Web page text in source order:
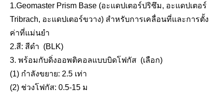
เสา RTK (2.0ม.,10มม.)
1.Geomaster Prism Base (อะแดปเตอร์ปริซึม, อะแดปเตอร์
Tribrach, อะแดปเตอร์ขวาง) สำหรับการเคลื่อนที่และการตั้ง
ค่าที่แม่นยำ
2.สี: สีดำ (BLK)
3. พร้อมกับดิ่งออพติคอลแบบบิดโฟกัส (เลือก)
(1) กำลังขยาย: 2.5 เท่า
(2) ช่วงโฟกัส: 0.5-15 ม